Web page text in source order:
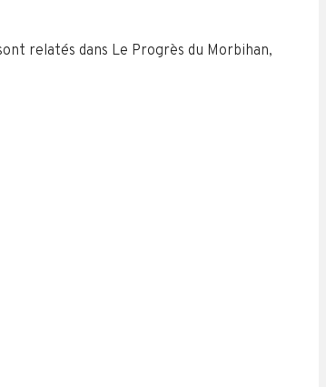
relatés dans Le Progrès du Morbihan,